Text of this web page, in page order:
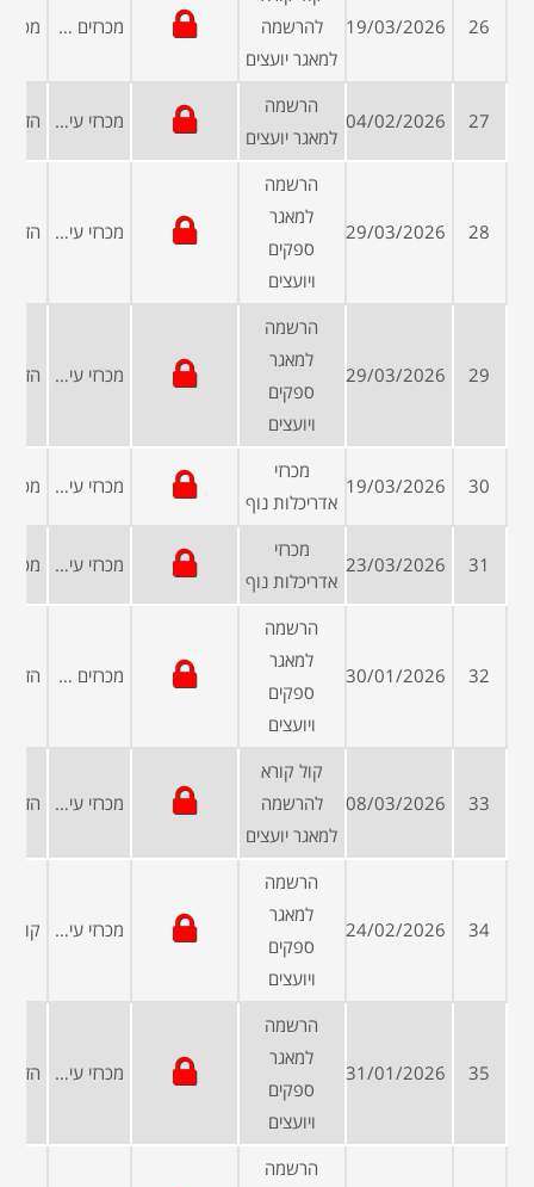
26
19/03/2026
להרשמה
למאגר יועצים
מכרזים פומביים
27
04/02/2026
הרשמה
למאגר יועצים
מכרזי עיריות ומועצות
28
29/03/2026
הרשמה
למאגר
ספקים
ויועצים
מכרזי עיריות ומועצות
29
29/03/2026
הרשמה
למאגר
ספקים
ויועצים
מכרזי עיריות ומועצות
30
19/03/2026
מכרזי
אדריכלות נוף
מכרזי עיריות ומועצות
31
23/03/2026
מכרזי
אדריכלות נוף
מכרזי עיריות ומועצות
32
30/01/2026
הרשמה
למאגר
ספקים
ויועצים
מכרזים פומביים
33
08/03/2026
קול קורא
להרשמה
למאגר יועצים
מכרזי עיריות ומועצות
34
24/02/2026
הרשמה
למאגר
ספקים
ויועצים
מכרזי עיריות ומועצות
35
31/01/2026
הרשמה
למאגר
ספקים
ויועצים
מכרזי עיריות ומועצות
הרשמה